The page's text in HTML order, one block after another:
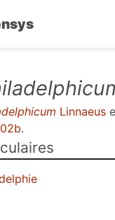
Linnaeus
.